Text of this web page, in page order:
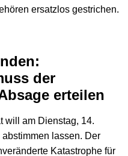
ersatzlos gestrichen.
der
erteilen
will am Dienstag, 14.
lassen. Der
Katastrophe für